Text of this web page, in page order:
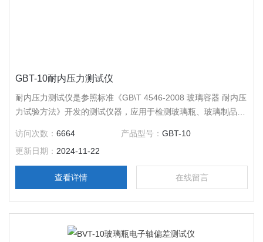
GBT-10耐内压力测试仪
耐内压力测试仪是参照标准《GB\T 4546-2008 玻璃容器 耐内压
力试验方法》开发的测试仪器，应用于检测玻璃瓶、玻璃制品的
访问次数：6664 产品型号：GBT-10
更新日期： 2024-11-22
查看详情 在线留言